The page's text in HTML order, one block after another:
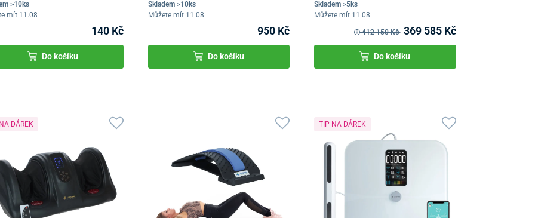
>10ks
mít 11.08
140 Kč
Do košíku
Skladem >10ks
Můžete mít 11.08
950 Kč
Do košíku
Skladem >5ks
Můžete mít 11.08
412 150 Kč 369 585 Kč
Do košíku
DÁREK TIP NA DÁREK